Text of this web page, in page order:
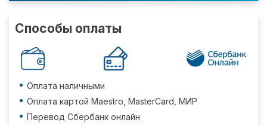
Способы оплаты
Оплата наличными
Оплата картой Maestro, MasterCard, МИР
Перевод Сбербанк онлайн